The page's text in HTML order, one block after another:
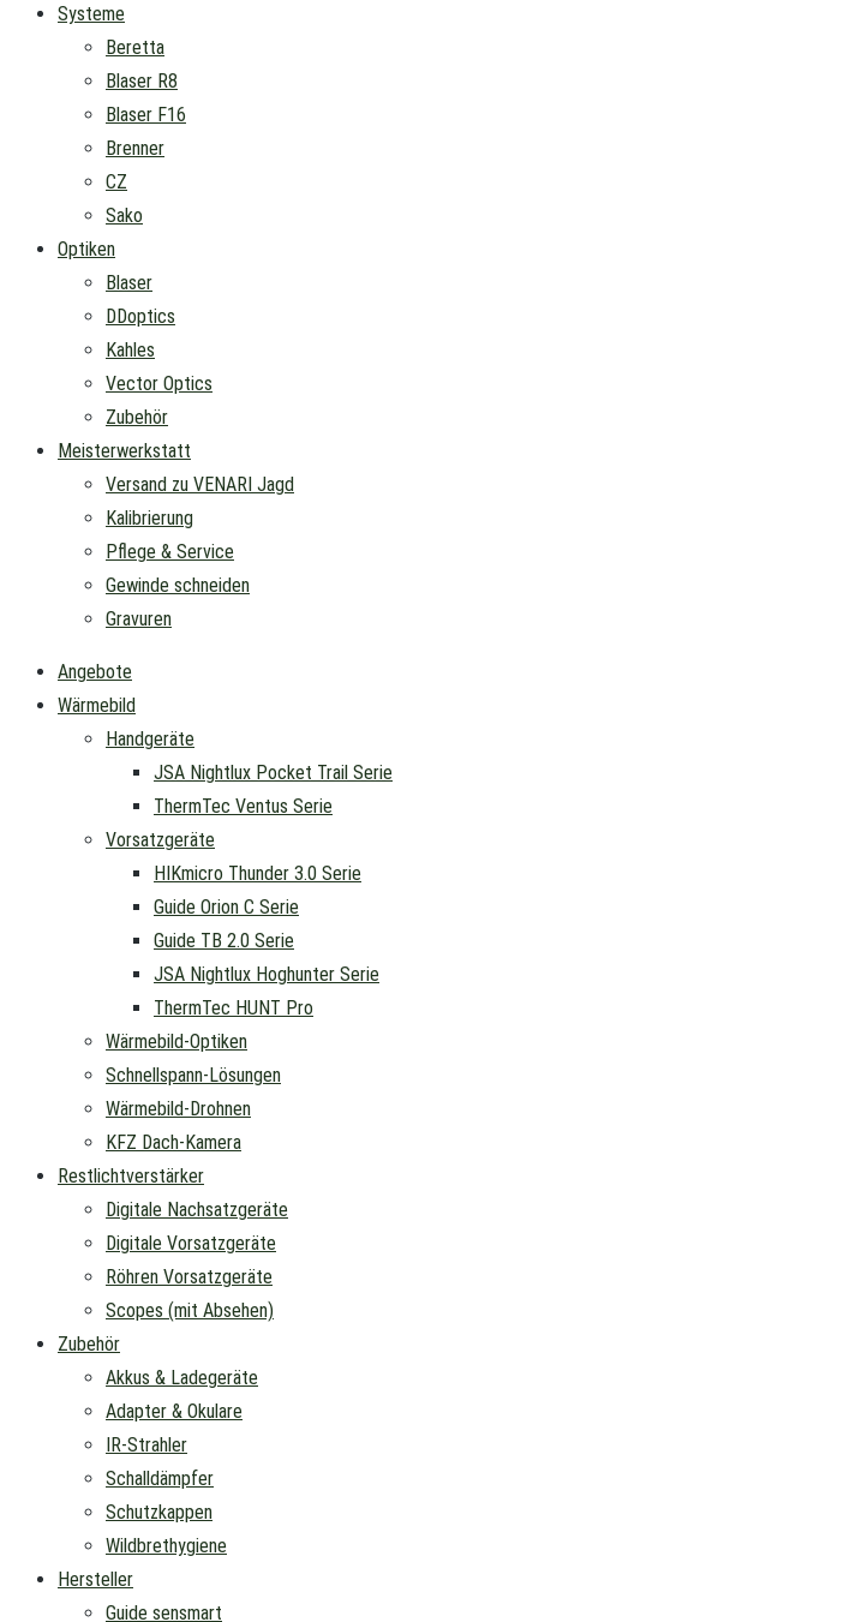
Systeme
Beretta
Blaser R8
Blaser F16
Brenner
CZ
Sako
Optiken
Blaser
DDoptics
Kahles
Vector Optics
Zubehör
Meisterwerkstatt
Versand zu VENARI Jagd
Kalibrierung
Pflege & Service
Gewinde schneiden
Gravuren
Angebote
Wärmebild
Handgeräte
JSA Nightlux Pocket Trail Serie
ThermTec Ventus Serie
Vorsatzgeräte
HIKmicro Thunder 3.0 Serie
Guide Orion C Serie
Guide TB 2.0 Serie
JSA Nightlux Hoghunter Serie
ThermTec HUNT Pro
Wärmebild-Optiken
Schnellspann-Lösungen
Wärmebild-Drohnen
KFZ Dach-Kamera
Restlichtverstärker
Digitale Nachsatzgeräte
Digitale Vorsatzgeräte
Röhren Vorsatzgeräte
Scopes (mit Absehen)
Zubehör
Akkus & Ladegeräte
Adapter & Okulare
IR-Strahler
Schalldämpfer
Schutzkappen
Wildbrethygiene
Hersteller
Guide sensmart